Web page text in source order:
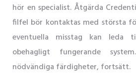
hör en specialist. Åtgärda
filfel bör kontaktas med största
eventuella misstag kan leda
obehagligt fungerande
nödvändiga färdigheter, fortsätt.